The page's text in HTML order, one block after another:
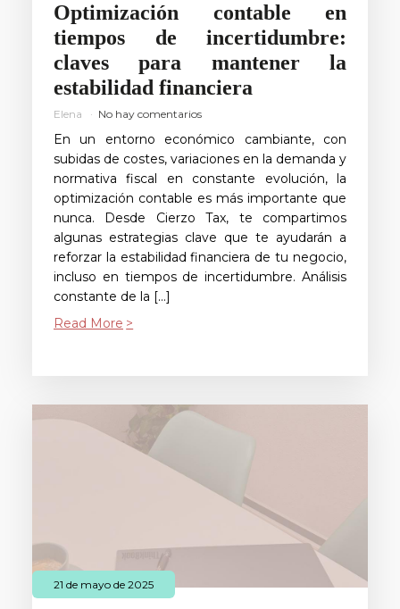
Optimización contable en
tiempos de incertidumbre:
claves para mantener la
estabilidad financiera
Elena No hay comentarios
En un entorno económico cambiante, con
subidas de costes, variaciones en la demanda y
normativa fiscal en constante evolución, la
optimización contable es más importante que
nunca. Desde Cierzo Tax, te compartimos
algunas estrategias clave que te ayudarán a
reforzar la estabilidad financiera de tu negocio,
incluso en tiempos de incertidumbre. Análisis
constante de la […]
Read More
21 de mayo de 2025